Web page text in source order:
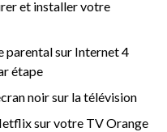
et installer votre
parental sur Internet 4
étape
noir sur la télévision
sur votre TV Orange